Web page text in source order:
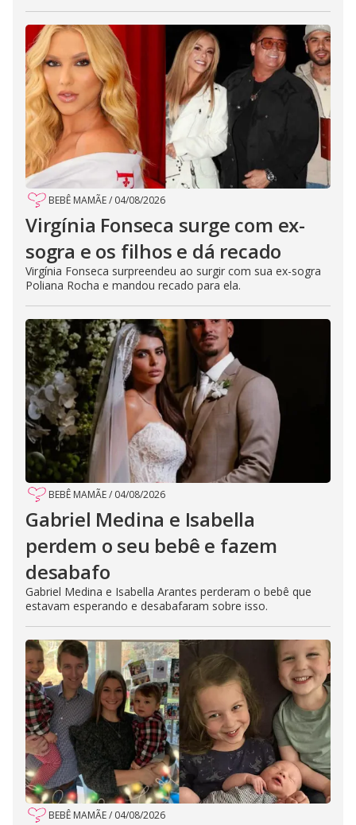
BEBÊ MAMÃE/ 04/08/2026
Virgínia Fonseca surge com ex-
sogra e os filhos e dá recado
Virgínia Fonseca surpreendeu ao surgir com sua ex-sogra
Poliana Rocha e mandou recado para ela.
BEBÊ MAMÃE/ 04/08/2026
Gabriel Medina e Isabella
perdem o seu bebê e fazem
desabafo
Gabriel Medina e Isabella Arantes perderam o bebê que
estavam esperando e desabafaram sobre isso.
BEBÊ MAMÃE/ 04/08/2026